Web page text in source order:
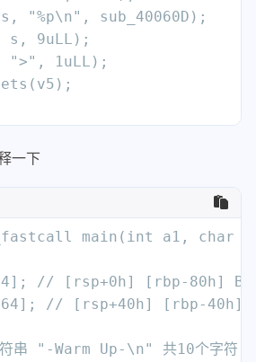
"%p\n", sub_40060D);
s, 9uLL);
">", 1uLL);
一下
main(int a1, char
// [rsp+0h] [rbp-80h]
// [rsp+40h] [rbp-40h]
串 "-Warm Up-\n" 共10个字符（